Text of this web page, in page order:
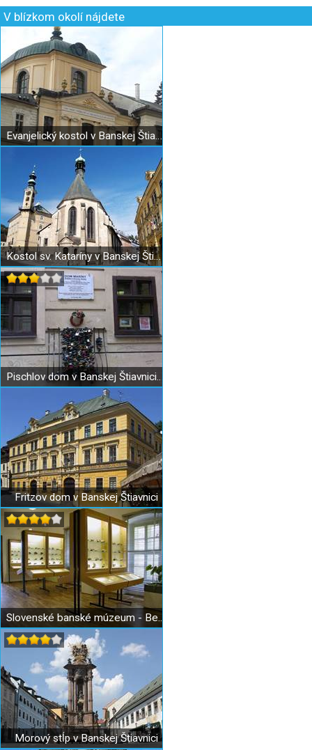
V blízkom okolí nájdete
Evanjelický kostol v Banskej Štiavnici
Kostol sv. Kataríny v Banskej Štiavnici
Pischlov dom v Banskej Štiavnici – dom Maríny
Fritzov dom v Banskej Štiavnici
Slovenské banské múzeum - Berggericht
Morový stĺp v Banskej Štiavnici